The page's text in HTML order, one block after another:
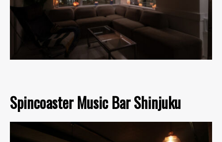
Spincoaster Music Bar Shinjuku